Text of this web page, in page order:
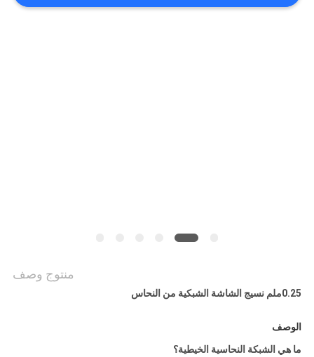
منتوج وصف
0.25ملم نسيج الشاشة الشبكية من النحاس
الوصف
ما هي الشبكة النحاسية الخيطية؟